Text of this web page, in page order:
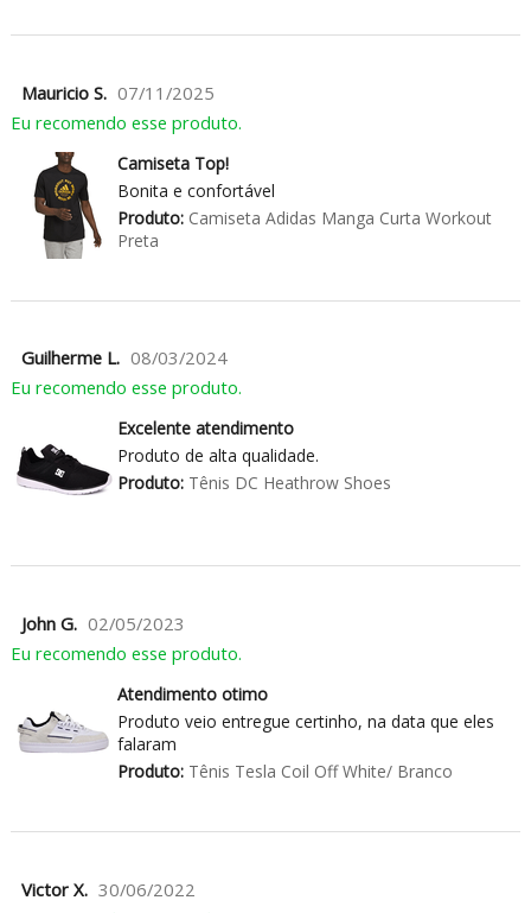
Mauricio S. 07/11/2025
Eu recomendo esse produto.
Camiseta Top!
Bonita e confortável
Produto:Camiseta Adidas Manga Curta Workout
Preta
Guilherme L. 08/03/2024
Eu recomendo esse produto.
Excelente atendimento
Produto de alta qualidade.
Produto:Tênis DC Heathrow Shoes
John G. 02/05/2023
Eu recomendo esse produto.
Atendimento otimo
Produto veio entregue certinho, na data que eles
falaram
Produto:Tênis Tesla Coil Off White/ Branco
Victor X. 30/06/2022